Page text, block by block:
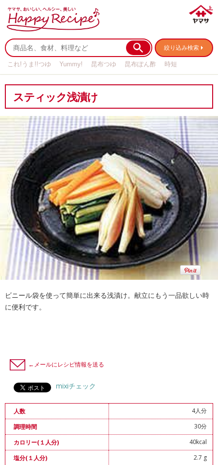
絞り込み検索
これ!うま!!つゆ Yummy! 昆布つゆ 昆布ぽん酢
時短
スティック浅漬け
ビニール袋を使って簡単に出来る浅漬け。献立にもう一品欲しい時
に便利です。
←メールにレシピ情報を送る
mixiチェック
人数
4人分
調理時間
30分
カロリー(１人分)
40kcal
塩分(１人分)
2.7 g